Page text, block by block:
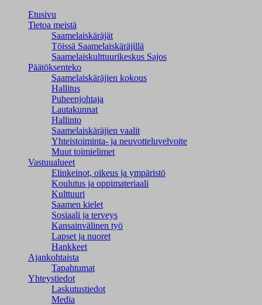
Etusivu
Tietoa meistä
Saamelaiskäräjät
Töissä Saamelaiskäräjillä
Saamelaiskulttuuri­keskus Sajos
Päätöksenteko
Saamelaiskäräjien kokous
Hallitus
Puheenjohtaja
Lautakunnat
Hallinto
Saamelaiskäräjien vaalit
Yhteistoiminta- ja neuvotteluvelvoite
Muut toimielimet
Vastuualueet
Elinkeinot, oikeus ja ympäristö
Koulutus ja oppimateriaali
Kulttuuri
Saamen kielet
Sosiaali ja terveys
Kansainvälinen työ
Lapset ja nuoret
Hankkeet
Ajankohtaista
Tapahtumat
Yhteystiedot
Laskutustiedot
Media